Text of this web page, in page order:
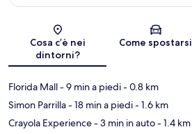
Mappa
Cosa c’è nei
dintorni?
Come spostarsi
Florida Mall- 9 min a piedi- 0.8 km
Simon Parrilla- 18 min a piedi- 1.6 km
Crayola Experience- 3 min in auto- 1.4 km